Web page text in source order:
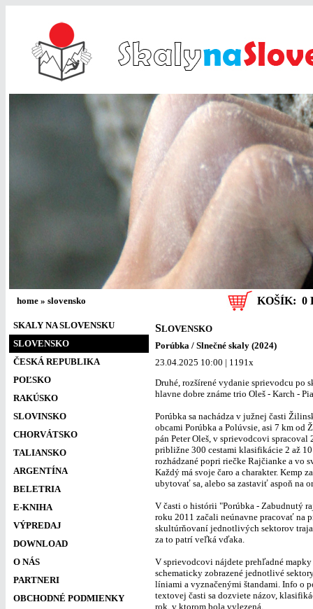
home » slovensko KOŠÍK: 0
SKALY NA SLOVENSKU
SLOVENSKO
ČESKÁ REPUBLIKA
POĽSKO
RAKÚSKO
SLOVINSKO
CHORVÁTSKO
TALIANSKO
ARGENTÍNA
BELETRIA
E-KNIHA
VÝPREDAJ
DOWNLOAD
O NÁS
PARTNERI
OBCHODNÉ PODMIENKY
SLOVENSKO
Porúbka / Slnečné skaly (2024)
23.04.2025 10:00 | 1191x
Druhé, rozšírené vydanie sprievodcu po
hlavne dobre známe trio Oleš - Karch -
Porúbka sa nachádza v južnej časti
obcami Porúbka a Polúvsie, asi 7 km od
pán Peter Oleš, v sprievodcovi spracoval
približne 300 cestami klasifikácie 2 až
rozhádzané popri riečke Rajčianke a vo
Každý má svoje čaro a charakter. Kemp
ubytovať sa, alebo sa zastaviť aspoň na
V časti o histórii "Porúbka - Zabudnutý
roku 2011 začali neúnavne pracovať na
skultúrňovaní jednotlivých sektorov
za to patrí veľká vďaka.
V sprievodcovi nájdete prehľadné
schematicky zobrazené jednotlivé
líniami a vyznačenými štandami. Info o
textovej časti sa dozviete názov,
rok, v ktorom bola vylezená.